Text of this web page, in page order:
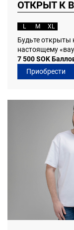
ОТКРЫТ К
L M XL
Будьте открыты
настоящему
7 500 SOK
Приобрести